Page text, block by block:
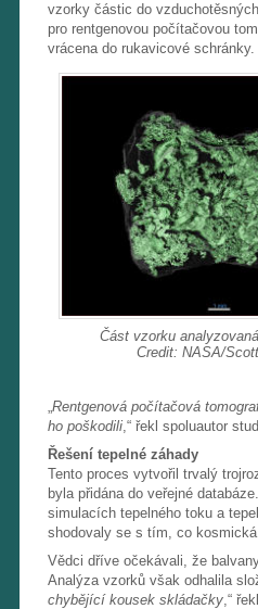
vzorky částic do
pro rentgenovou počítačovou
vrácena do rukavicové schránky.
Část vzorku
Credit: NASA/
„Rentgenová počítačová
ho poškodili,“ řekl spoluautor
Řešení tepelné záhady
Tento proces vytvořil trvalý
byla přidána do veřejné
simulacích tepelného toku a
shodovaly se s tím, co
Vědci dříve očekávali, že
Analýza vzorků však odhalila
chybějící kousek skládačky,“